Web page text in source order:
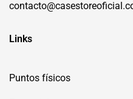
Links
Puntos físicos